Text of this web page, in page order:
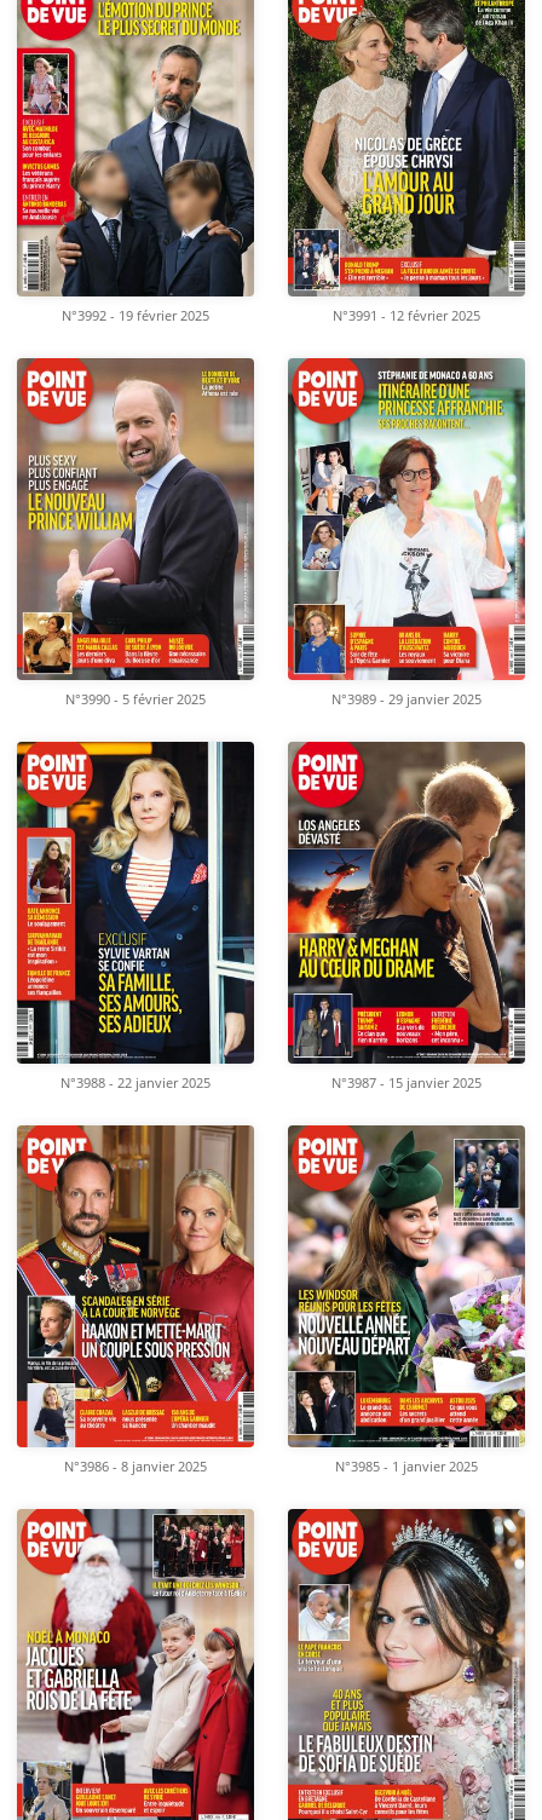
N°3992 - 19 février 2025 N°3991 - 12 février 2025
N°3990 - 5 février 2025 N°3989 - 29 janvier 2025
N°3988 - 22 janvier 2025 N°3987 - 15 janvier 2025
N°3986 - 8 janvier 2025 N°3985 - 1 janvier 2025